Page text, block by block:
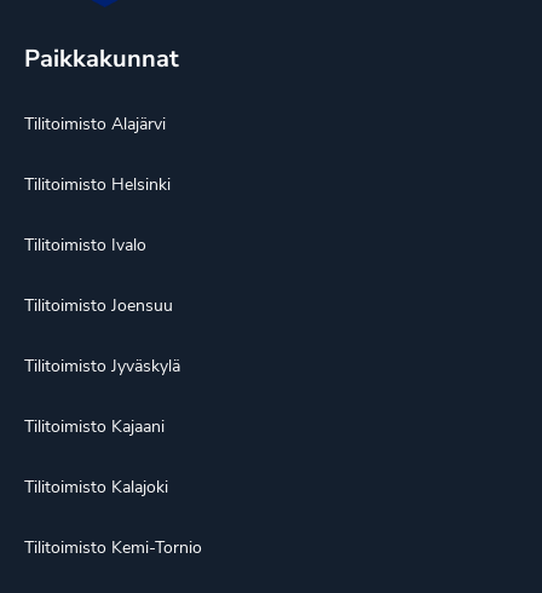
Paikkakunnat
Tilitoimisto Alajärvi
Tilitoimisto Helsinki
Tilitoimisto Ivalo
Tilitoimisto Joensuu
Tilitoimisto Jyväskylä
Tilitoimisto Kajaani
Tilitoimisto Kalajoki
Tilitoimisto Kemi-Tornio